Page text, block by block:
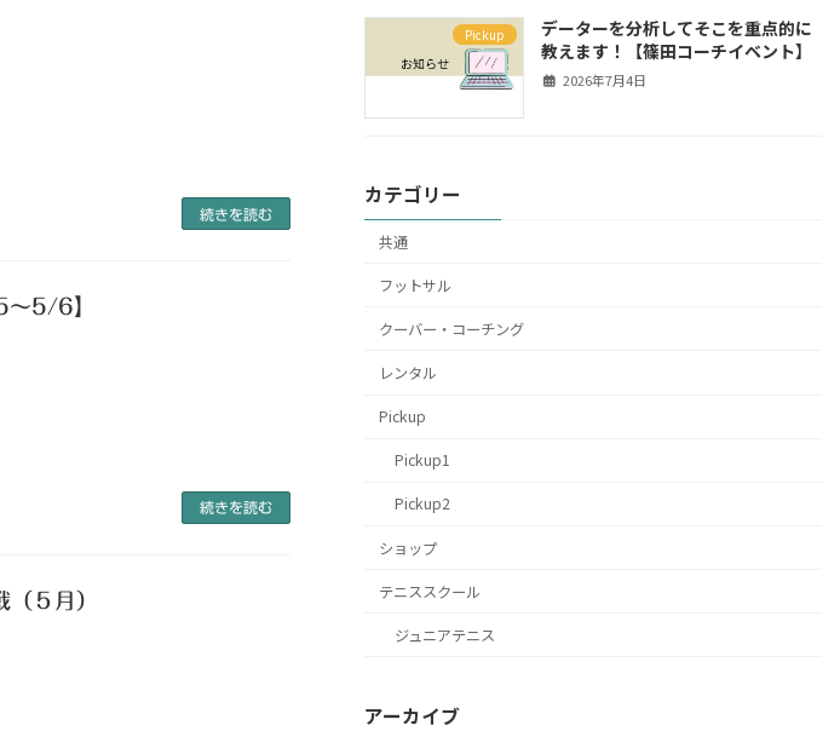
続きを読む
～5/6】
続きを読む
５月）
Pickup
データーを分析してそこを重点的に
教えます！【篠田コーチイベント】
2026年7月4日
カテゴリー
共通
フットサル
クーバー・コーチング
レンタル
Pickup
Pickup1
Pickup2
ショップ
テニススクール
ジュニアテニス
アーカイブ